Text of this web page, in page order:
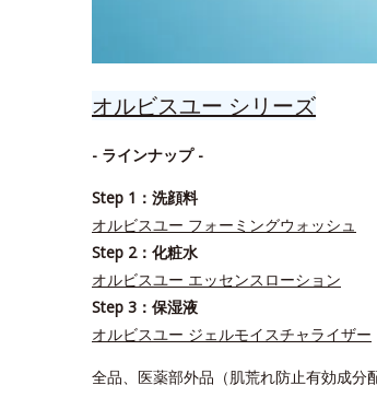
オルビスユー シリーズ
- ラインナップ -
Step 1：洗顔料
オルビスユー フォーミングウォッシュ
Step 2：化粧水
オルビスユー エッセンスローション
Step 3：保湿液
オルビスユー ジェルモイスチャライザー
全品、医薬部外品（肌荒れ防止有効成分